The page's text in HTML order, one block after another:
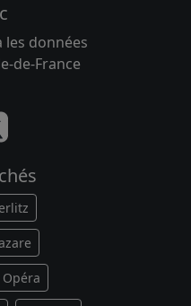
données
de-France
Opéra